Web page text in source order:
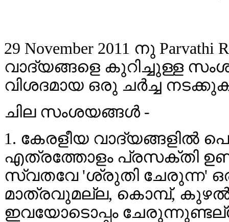
29 November 2011 നു
വാദ്യങ്ങളെ കുറിച്ചുള്ള
വിശദമായ ഒരു ചര്‍ച്ച
ചില സംശയങ്ങള്‍ -
1. കേരളീയ വാദ്യങ്ങളില്‍
എത്രത്തോളം പ്രസക്തി
സ്വതവേ 'ശ്രുതി ചേരുന്ന'
മാത്രവുമല്ല, കൊമ്പ്,
ഇവയോടൊപ്പം